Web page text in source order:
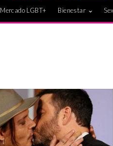
Mercado LGBT+ Bienestar